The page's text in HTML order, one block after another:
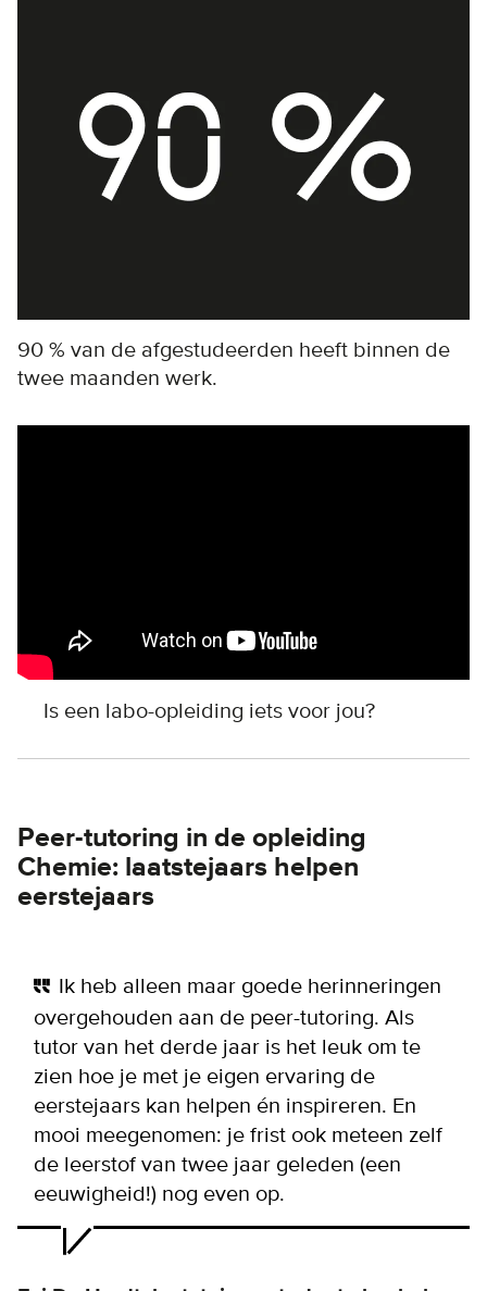
90 % van de afgestudeerden heeft binnen de
twee maanden werk.
Is een labo-opleiding iets voor jou?
Peer-tutoring in de opleiding
Chemie: laatstejaars helpen
eerstejaars
Ik heb alleen maar goede herinneringen
overgehouden aan de peer-tutoring. Als
tutor van het derde jaar is het leuk om te
zien hoe je met je eigen ervaring de
eerstejaars kan helpen én inspireren. En
mooi meegenomen: je frist ook meteen zelf
de leerstof van twee jaar geleden (een
eeuwigheid!) nog even op.